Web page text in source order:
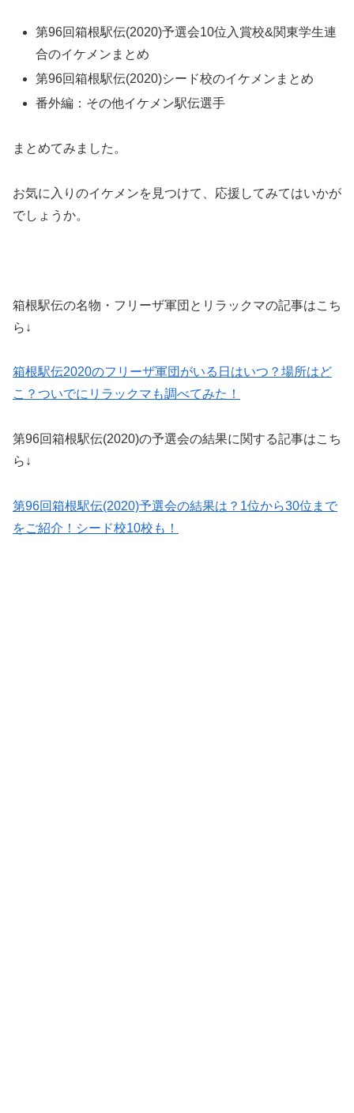
第96回箱根駅伝(2020)予選会10位入賞校&関東学生連
合のイケメンまとめ
第96回箱根駅伝(2020)シード校のイケメンまとめ
番外編：その他イケメン駅伝選手
まとめてみました。
お気に入りのイケメンを見つけて、応援してみてはいかが
でしょうか。
箱根駅伝の名物・フリーザ軍団とリラックマの記事はこち
ら↓
箱根駅伝2020のフリーザ軍団がいる日はいつ？場所はど
こ？ついでにリラックマも調べてみた！
第96回箱根駅伝(2020)の予選会の結果に関する記事はこち
ら↓
第96回箱根駅伝(2020)予選会の結果は？1位から30位まで
をご紹介！シード校10校も！